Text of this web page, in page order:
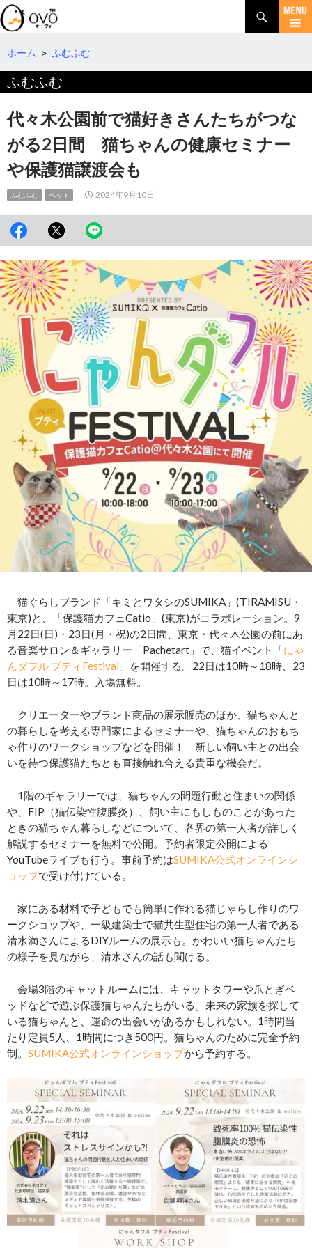
検
索
コ
テ
へ
ホーム > ふむふむ
ふむふむ
代々木公園前で猫好きさんたちがつな
がる2日間 猫ちゃんの健康セミナー
や保護猫譲渡会も
ふむふむ ペット 2024年9月10日
猫ぐらしブランド「キミとワタシのSUMIKA」(TIRAMISU・
東京)と、「保護猫カフェCatio」(東京)がコラボレーション。9
月22日(日)・23日(月・祝)の2日間、東京・代々木公園の前にあ
る音楽サロン＆ギャラリー「Pachetart」で、猫イベント「にゃ
んダフル プティFestival 」を開催する。22日は10時～18時、23
日は10時～17時。入場無料。
クリエーターやブランド商品の展示販売のほか、猫ちゃんと
の暮らしを考える専門家によるセミナーや、猫ちゃんのおもち
ゃ作りのワークショップなどを開催！ 新しい飼い主との出会
いを待つ保護猫たちとも直接触れ合える貴重な機会だ。
1階のギャラリーでは、猫ちゃんの問題行動と住まいの関係
や、FIP（猫伝染性腹膜炎）、飼い主にもしものことがあった
ときの猫ちゃん暮らしなどについて、各界の第一人者が詳しく
解説するセミナーを無料で公開。予約者限定公開による
YouTubeライブも行う。事前予約はSUMIKA公式オンラインシ
ョップで受け付けている。
家にある材料で子どもでも簡単に作れる猫じゃらし作りのワ
ークショップや、一級建築士で猫共生型住宅の第一人者である
清水満さんによるDIYルームの展示も。かわいい猫ちゃんたち
の様子を見ながら、清水さんの話も聞ける。
会場3階のキャットルームには、キャットタワーや爪とぎベ
ッドなどで遊ぶ保護猫ちゃんたちがいる。未来の家族を探して
いる猫ちゃんと、運命の出会いがあるかもしれない。1時間当
たり定員5人、1時間につき500円。猫ちゃんのために完全予約
制。 SUMIKA公式オンラインショップから予約する。